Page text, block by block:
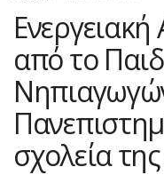
από το
σχολεία